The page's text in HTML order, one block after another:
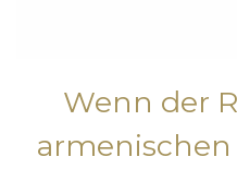
Wenn der
armenischen